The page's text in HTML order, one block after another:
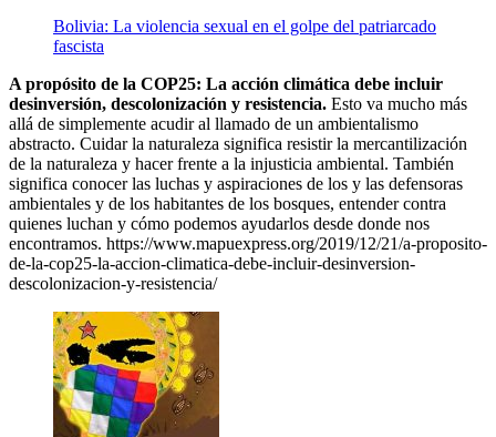
Bolivia: La violencia sexual en el golpe del patriarcado
fascista
A propósito de la COP25: La acción climática debe incluir
desinversión, descolonización y resistencia. Esto va mucho más
allá de simplemente acudir al llamado de un ambientalismo
abstracto. Cuidar la naturaleza significa resistir la mercantilización
de la naturaleza y hacer frente a la injusticia ambiental. También
significa conocer las luchas y aspiraciones de los y las defensoras
ambientales y de los habitantes de los bosques, entender contra
quienes luchan y cómo podemos ayudarlos desde donde nos
encontramos. https://www.mapuexpress.org/2019/12/21/a-proposito-
de-la-cop25-la-accion-climatica-debe-incluir-desinversion-
descolonizacion-y-resistencia/